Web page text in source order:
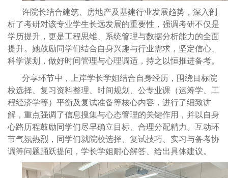
许院长结合建筑、房地产及基建行业发展趋势，深入剖
析了考研对该专业学生长远发展的重要性，强调考研不仅是
学历提升，更是工程思维、系统管理与数据分析能力的全面
提升。她鼓励同学们结合自身兴趣与行业需求，坚定信心、
科学谋划，做好时间管理与心理调适，持之以恒推进备考。
分享环节中，上岸学长学姐结合自身经历，围绕目标院
校选择、复习资料整理、时间规划、公专业课（运筹学、工
程经济学等）平衡及复试准备等核心内容，进行了细致讲
解，重点强调了信息搜集与心态管理的关键作用，并以自身
心路历程鼓励同学们尽早确立目标、合理分配精力。互动环
节气氛热烈，同学们就院校选择、复试技巧、实习与备考协
调等问题踊跃提问，学长学姐耐心解答、给出具体建议。